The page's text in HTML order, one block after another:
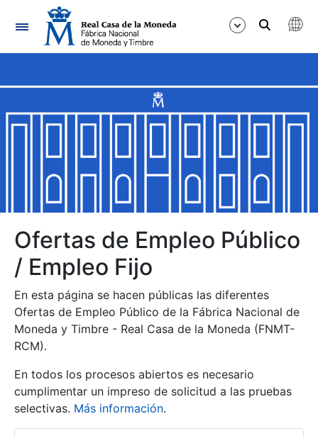
Navegación
Mostrar/Ocultar
Mostrar/Ocultar
Mostrar/Ocultar
Mostrar/Ocultar
Mostrar/Ocultar
Ofertas de Empleo Público
/ Empleo Fijo
En esta página se hacen públicas las diferentes
Ofertas de Empleo Público de la Fábrica Nacional de
Moneda y Timbre - Real Casa de la Moneda (FNMT-
RCM).
En todos los procesos abiertos es necesario
cumplimentar un impreso de solicitud a las pruebas
selectivas. Más información.